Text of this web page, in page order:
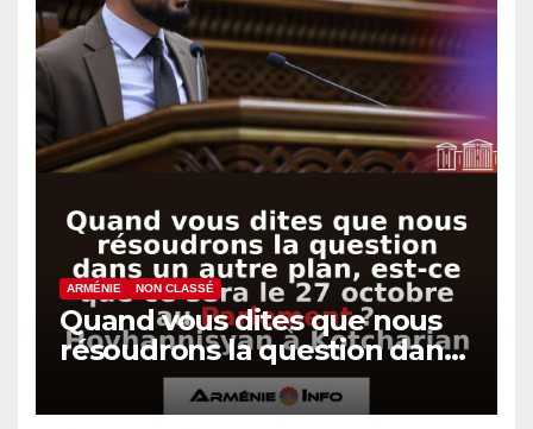
ARMÉNIE NON CLASSÉ
Quand vous dites que nous
résoudrons la question dans
un autre plan, est-ce que ce
sera le 27 octobre au